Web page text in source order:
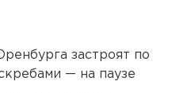
застроят по
— на паузе